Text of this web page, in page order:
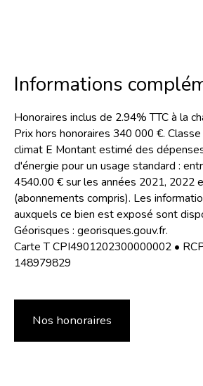
Informations
Honoraires inclus de 2.94% TTC à la
Prix hors honoraires 340 000 €.
climat E Montant estimé des
d'énergie pour un usage standard :
4540.00 € sur les années 2021, 2022
(abonnements compris). Les
auxquels ce bien est exposé sont
Géorisques : georisques.gouv.fr.
Carte T CPI4901202300000002 •
148979829
Nos honoraires